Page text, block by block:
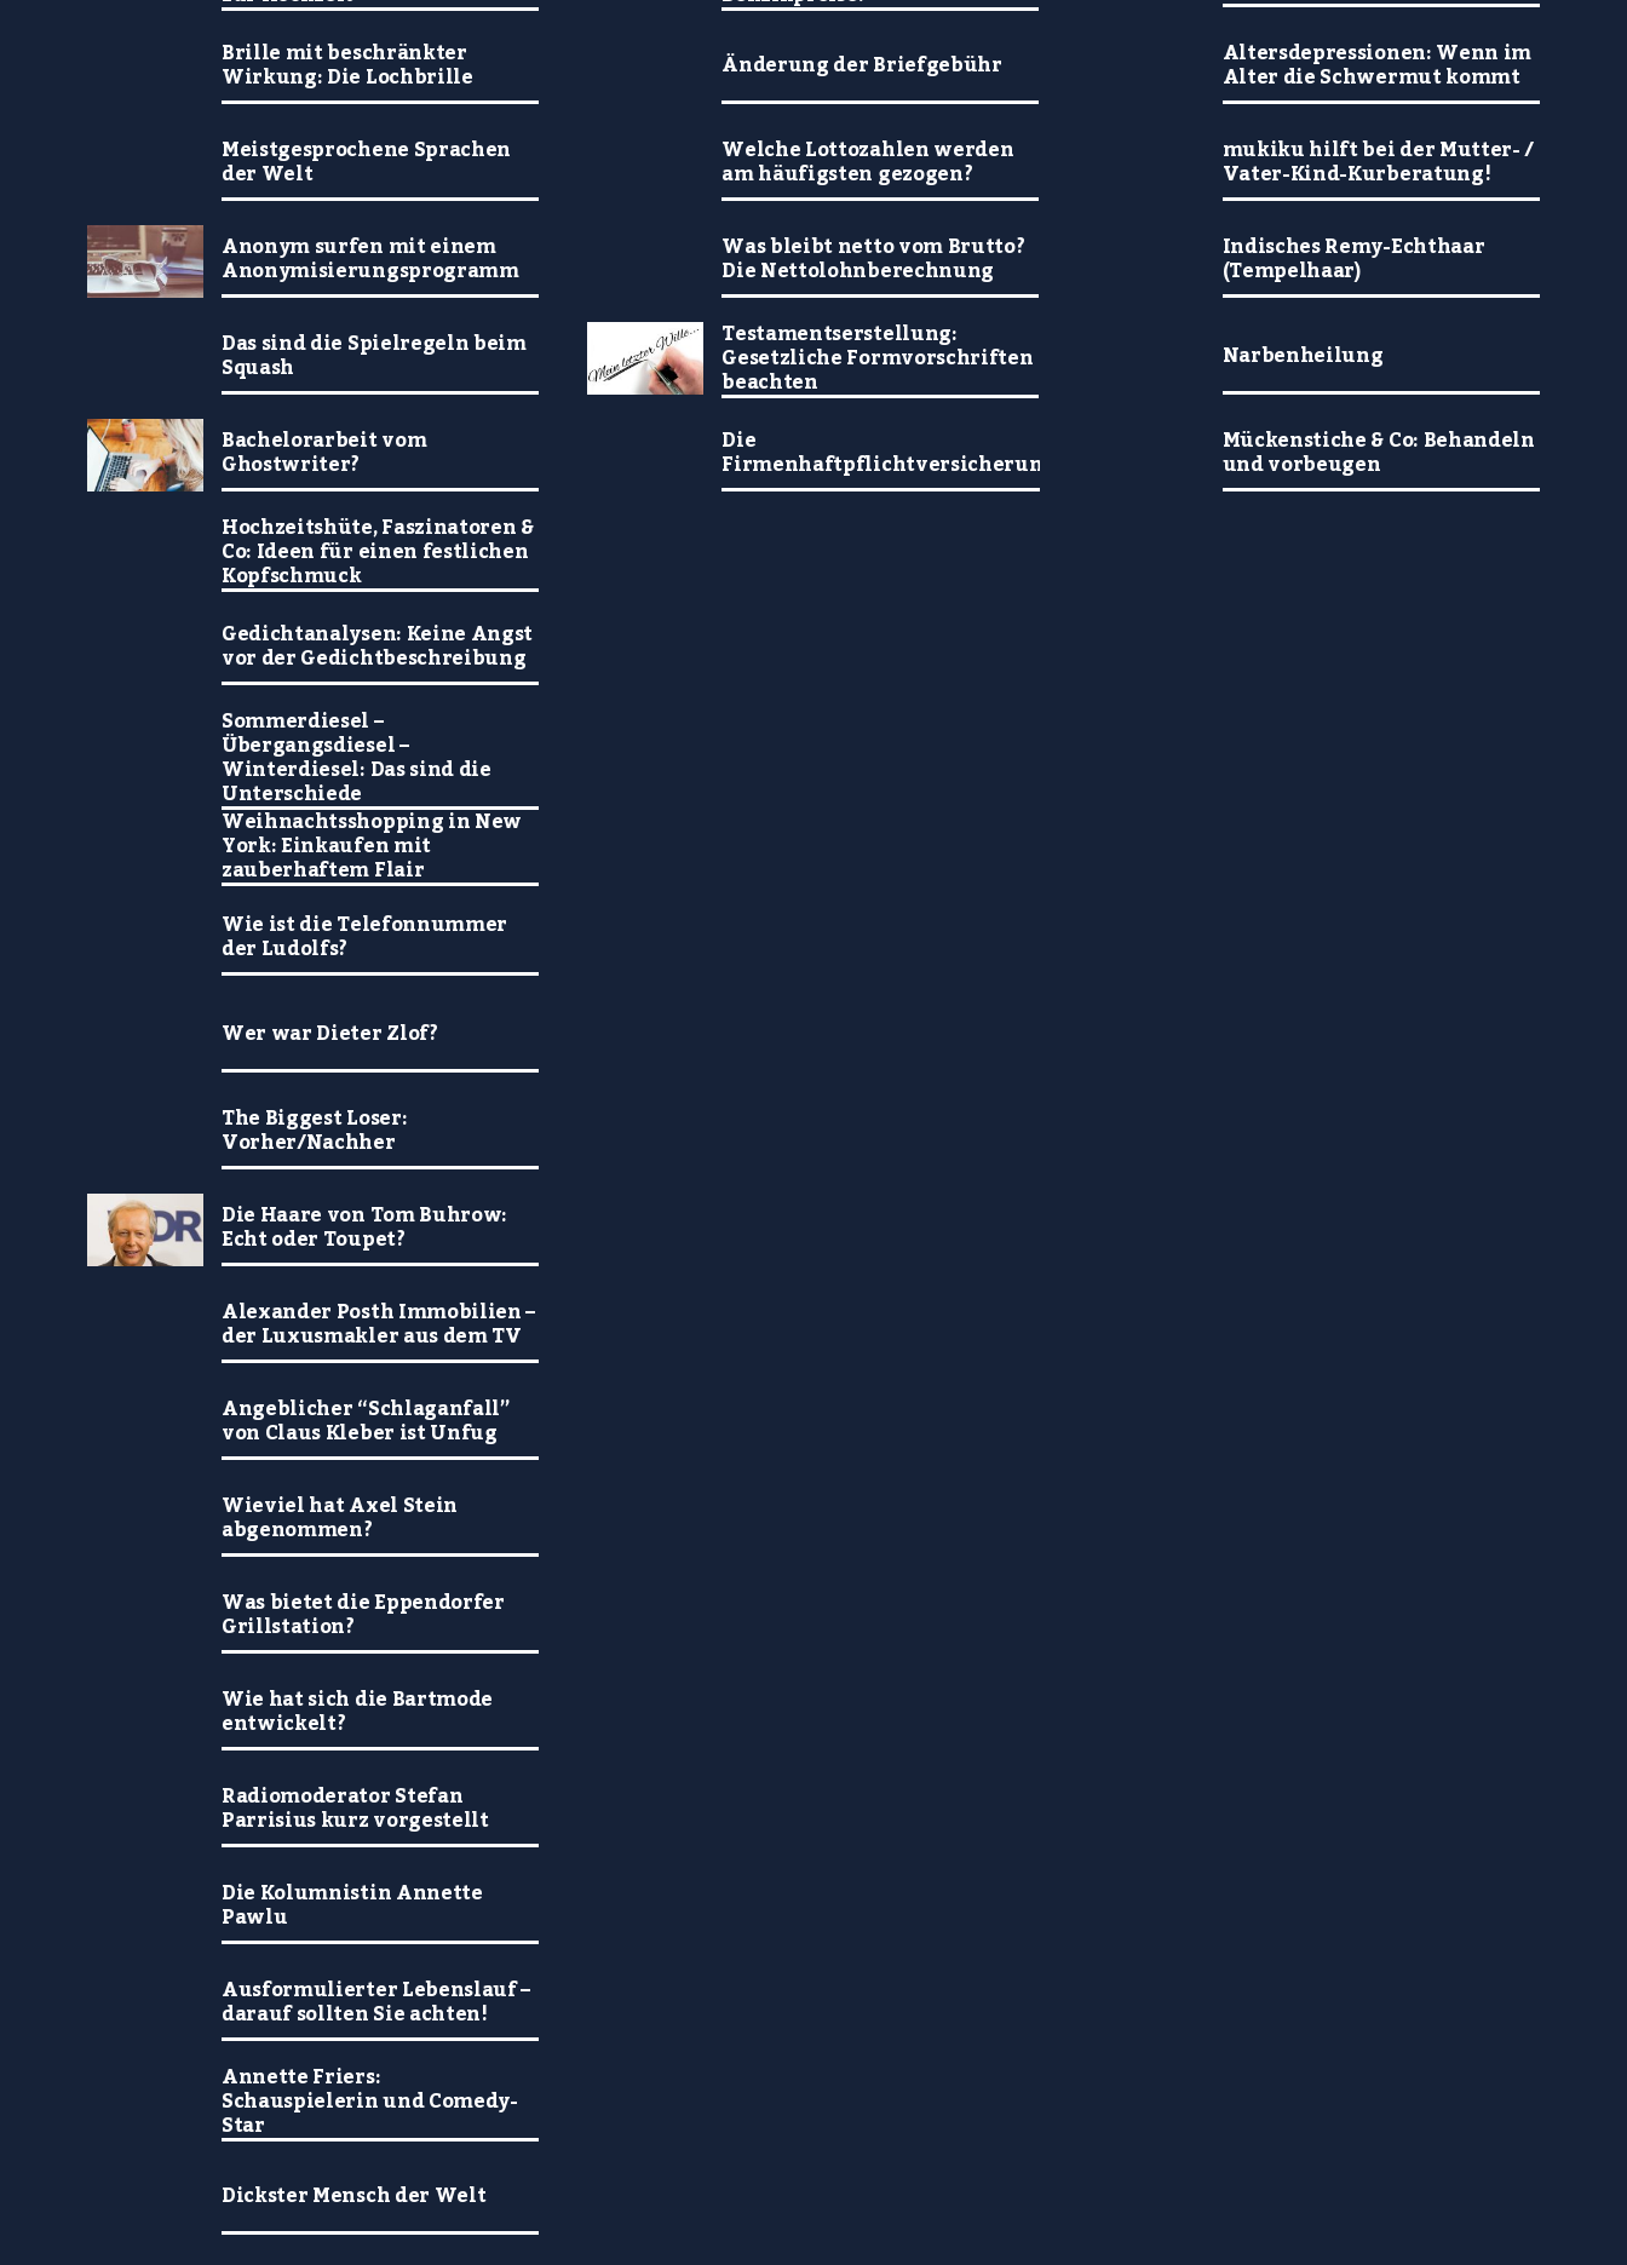
Brille mit beschränkter
Wirkung: Die Lochbrille
Meistgesprochene Sprachen
der Welt
Anonym surfen mit einem
Anonymisierungsprogramm
Das sind die Spielregeln beim
Squash
Bachelorarbeit vom
Ghostwriter?
Hochzeitshüte, Faszinatoren &
Co: Ideen für einen festlichen
Kopfschmuck
Gedichtanalysen: Keine Angst
vor der Gedichtbeschreibung
Sommerdiesel –
Übergangsdiesel –
Winterdiesel: Das sind die
Unterschiede
Weihnachtsshopping in New
York: Einkaufen mit
zauberhaftem Flair
Wie ist die Telefonnummer
der Ludolfs?
Wer war Dieter Zlof?
The Biggest Loser:
Vorher/Nachher
Die Haare von Tom Buhrow:
Echt oder Toupet?
Alexander Posth Immobilien –
der Luxusmakler aus dem TV
Angeblicher “Schlaganfall”
von Claus Kleber ist Unfug
Wieviel hat Axel Stein
abgenommen?
Was bietet die Eppendorfer
Grillstation?
Wie hat sich die Bartmode
entwickelt?
Radiomoderator Stefan
Parrisius kurz vorgestellt
Die Kolumnistin Annette
Pawlu
Ausformulierter Lebenslauf –
darauf sollten Sie achten!
Annette Friers:
Schauspielerin und Comedy-
Star
Dickster Mensch der Welt
Änderung der Briefgebühr
Welche Lottozahlen werden
am häufigsten gezogen?
Was bleibt netto vom Brutto?
Die Nettolohnberechnung
Testamentserstellung:
Gesetzliche Formvorschriften
beachten
Die
Firmenhaftpflichtversicherung
Altersdepressionen: Wenn im
Alter die Schwermut kommt
mukiku hilft bei der Mutter- /
Vater-Kind-Kurberatung!
Indisches Remy-Echthaar
(Tempelhaar)
Narbenheilung
Mückenstiche & Co: Behandeln
und vorbeugen